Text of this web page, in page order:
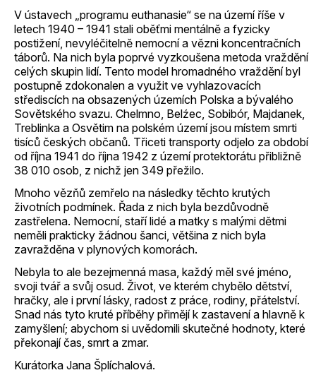
V ústavech „programu euthanasie“ se na území říše v
letech 1940 – 1941 stali oběťmi mentálně a fyzicky
postižení, nevyléčitelně nemocní a vězni koncentračních
táborů. Na nich byla poprvé vyzkoušena metoda vraždění
celých skupin lidí. Tento model hromadného vraždění byl
postupně zdokonalen a využit ve vyhlazovacích
střediscích na obsazených územích Polska a bývalého
Sovětského svazu. Chelmno, Belźec, Sobibór, Majdanek,
Treblinka a Osvětim na polském území jsou místem smrti
tisíců českých občanů. Třiceti transporty odjelo za období
od října 1941 do října 1942 z území protektorátu přibližně
38 010 osob, z nichž jen 349 přežilo.
Mnoho vězňů zemřelo na následky těchto krutých
životních podmínek. Řada z nich byla bezdůvodně
zastřelena. Nemocní, staří lidé a matky s malými dětmi
neměli prakticky žádnou šanci, většina z nich byla
zavražděna v plynových komorách.
Nebyla to ale bezejmenná masa, každý měl své jméno,
svoji tvář a svůj osud. Život, ve kterém chybělo dětství,
hračky, ale i první lásky, radost z práce, rodiny, přátelství.
Snad nás tyto kruté příběhy přimějí k zastavení a hlavně k
zamyšlení; abychom si uvědomili skutečné hodnoty, které
překonají čas, smrt a zmar.
Kurátorka Jana Šplíchalová.